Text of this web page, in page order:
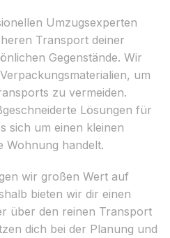
Umzugsexperten
Transport deiner
Gegenstände. Wir
um
zu vermeiden.
Lösungen für
sich um einen kleinen
Wohnung handelt.
wir großen Wert auf
bieten wir dir einen
über den reinen Transport
dich bei der Planung und